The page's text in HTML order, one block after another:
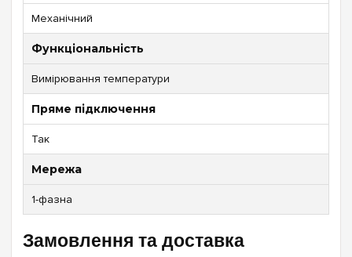
Механічний
Функціональність
Вимірювання температури
Пряме підключення
Так
Мережа
1-фазна
Замовлення та доставка